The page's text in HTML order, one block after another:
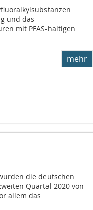
und das
mit PFAS-haltigen
mehr
die deutschen
Quartal 2020 von
allem das